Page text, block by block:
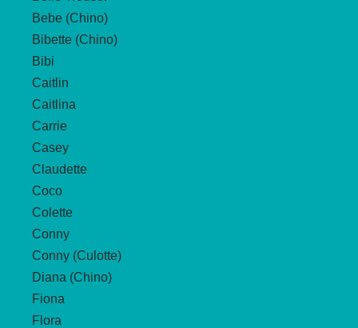
Bebe (Chino)
Bibette (Chino)
Bibi
Caitlin
Caitlina
Carrie
Casey
Claudette
Coco
Colette
Conny
Conny (Culotte)
Diana (Chino)
Fiona
Flora